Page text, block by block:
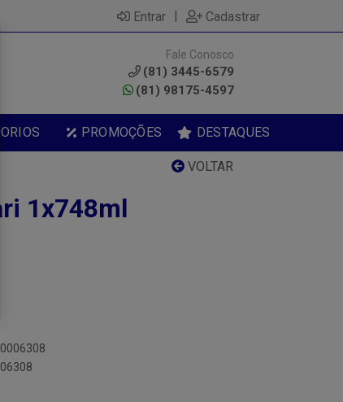
Entrar | Cadastrar
Fale Conosco
(81) 3445-6579
(81) 98175-4597
PROMOÇÕES DESTAQUES
VOLTAR
1x748ml